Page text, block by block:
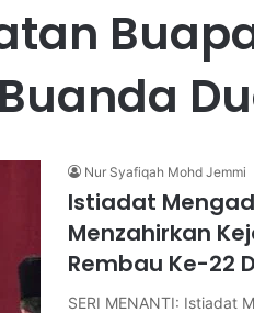
Nur Syafiqah Mohd Jemmi
Istiadat
Menzahirkan
Rembau Ke-22
SERI MENANTI: Istiadat